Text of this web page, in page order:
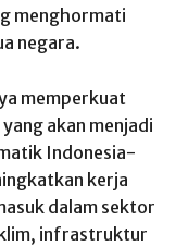
menghormati
negara.
memperkuat
akan menjadi
Indonesia-
kerja
dalam sektor
infrastruktur